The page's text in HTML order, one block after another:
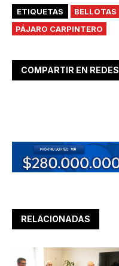
ETIQUETAS BELLOTAS
PÁJARO CARPINTERO
COMPARTIR EN REDES
RELACIONADAS